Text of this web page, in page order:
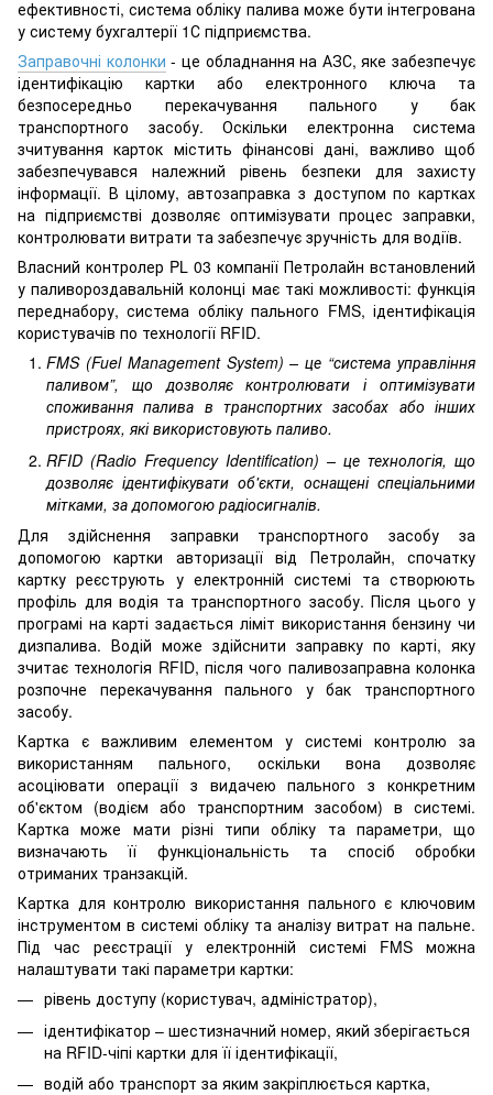
ефективності, система обліку палива може бути інтегрована
у систему бухгалтерії 1С підприємства.
Заправочні колонки - це обладнання на АЗС, яке забезпечує
ідентифікацію картки або електронного ключа та
безпосередньо перекачування пального у бак
транспортного засобу. Оскільки електронна система
зчитування карток містить фінансові дані, важливо щоб
забезпечувався належний рівень безпеки для захисту
інформації. В цілому, автозаправка з доступом по картках
на підприємстві дозволяє оптимізувати процес заправки,
контролювати витрати та забезпечує зручність для водіїв.
Власний контролер PL 03 компанії Петролайн встановлений
у паливороздавальній колонці має такі можливості: функція
переднабору, система обліку пального FMS, ідентифікація
користувачів по технології RFID.
FMS (Fuel Management System) – це “система управління
паливом”, що дозволяє контролювати і оптимізувати
споживання палива в транспортних засобах або інших
пристроях, які використовують паливо.
RFID (Radio Frequency Identification) – це технологія, що
дозволяє ідентифікувати об'єкти, оснащені спеціальними
мітками, за допомогою радіосигналів.
Для здійснення заправки транспортного засобу за
допомогою картки авторизації від Петролайн, спочатку
картку реєструють у електронній системі та створюють
профіль для водія та транспортного засобу. Після цього у
програмі на карті задається ліміт використання бензину чи
дизпалива. Водій може здійснити заправку по карті, яку
зчитає технологія RFID, після чого паливозаправна колонка
розпочне перекачування пального у бак транспортного
засобу.
Картка є важливим елементом у системі контролю за
використанням пального, оскільки вона дозволяє
асоціювати операції з видачею пального з конкретним
об'єктом (водієм або транспортним засобом) в системі.
Картка може мати різні типи обліку та параметри, що
визначають її функціональність та спосіб обробки
отриманих транзакцій.
Картка для контролю використання пального є ключовим
інструментом в системі обліку та аналізу витрат на пальне.
Під час реєстрації у електронній системі FMS можна
налаштувати такі параметри картки:
рівень доступу (користувач, адміністратор),
ідентифікатор – шестизначний номер, який зберігається
на RFID-чіпі картки для її ідентифікації,
водій або транспорт за яким закріплюється картка,